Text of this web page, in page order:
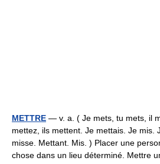
METTRE — v. a. ( Je mets, tu mets, il
mettez, ils mettent. Je mettais. Je mis.
misse. Mettant. Mis. ) Placer une
chose dans un lieu déterminé. Mettre